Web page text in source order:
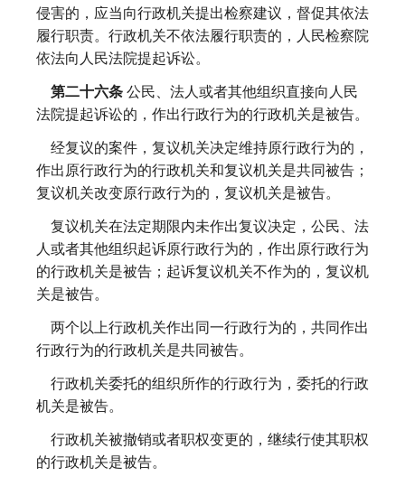
侵害的，应当向行政机关提出检察建议，督促其依法
履行职责。行政机关不依法履行职责的，人民检察院
依法向人民法院提起诉讼。
第二十六条 公民、法人或者其他组织直接向人民
法院提起诉讼的，作出行政行为的行政机关是被告。
经复议的案件，复议机关决定维持原行政行为的，
作出原行政行为的行政机关和复议机关是共同被告；
复议机关改变原行政行为的，复议机关是被告。
复议机关在法定期限内未作出复议决定，公民、法
人或者其他组织起诉原行政行为的，作出原行政行为
的行政机关是被告；起诉复议机关不作为的，复议机
关是被告。
两个以上行政机关作出同一行政行为的，共同作出
行政行为的行政机关是共同被告。
行政机关委托的组织所作的行政行为，委托的行政
机关是被告。
行政机关被撤销或者职权变更的，继续行使其职权
的行政机关是被告。